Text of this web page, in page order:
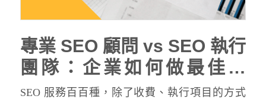
專業 SEO 顧問 vs SEO 執行
團隊：企業如何做最佳抉
擇？
SEO 服務百百種，除了收費、執行項目的方式